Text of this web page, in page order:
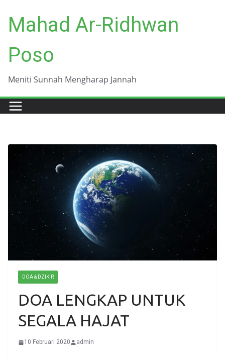
content
Mahad Ar-Ridhwan
Poso
Meniti Sunnah Mengharap Jannah
DOA & DZIKIR
DOA LENGKAP UNTUK
SEGALA HAJAT
10 Februari 2020 admin